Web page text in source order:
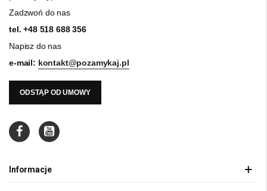
Zadzwoń do nas
tel.+48 518 688 356
Napisz do nas
e-mail: kontakt@pozamykaj.pl
ODSTĄP OD UMOWY
Informacje